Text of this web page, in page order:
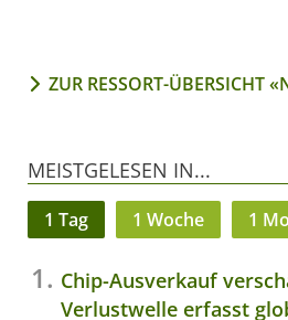
ZUR RESSORT-ÜBERSICHT
MEISTGELESEN IN...
1 Tag 1 Woche 1
Chip-Ausverkauf
Verlustwelle erfasst